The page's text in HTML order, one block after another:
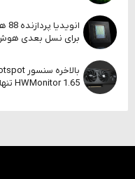
برای نسل بعدی
HWMonitor 1.65 تنها نماینده نمایش نیست